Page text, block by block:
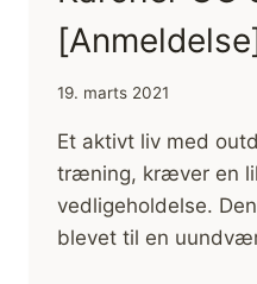
19. marts 2021
Et aktivt liv med
træning, kræver en
vedligeholdelse.
blevet til en